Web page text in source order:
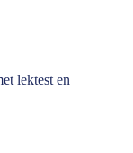
lektest en